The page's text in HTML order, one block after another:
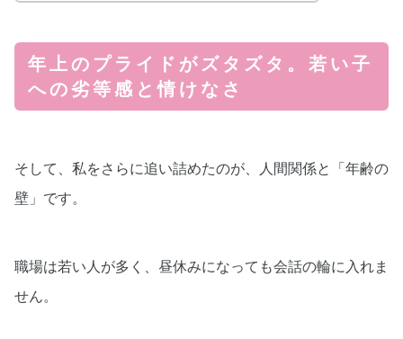
年上のプライドがズタズタ。若い子
への劣等感と情けなさ
そして、私をさらに追い詰めたのが、人間関係と「年齢の
壁」です。
職場は若い人が多く、昼休みになっても会話の輪に入れま
せん。